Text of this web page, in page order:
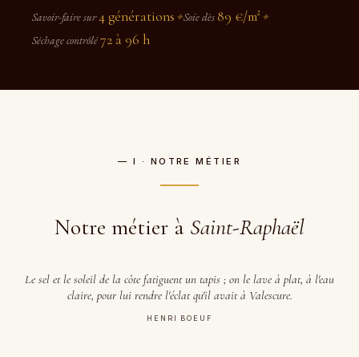
Savoir-faire sur4 générations ✦Soie dès 89 €/m² ✦
Séchage contrôlé72 à 96 h
— I · NOTRE MÉTIER
Notre métier à Saint-Raphaël
Le sel et le soleil de la côte fatiguent un tapis ; on le lave à plat, à l'eau
claire, pour lui rendre l'éclat qu'il avait à Valescure.
HENRI BOEUF